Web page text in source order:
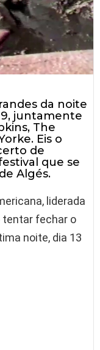
da noite
juntamente
The
Eis o
de
que se
Algés.
liderada
tentar fechar o
noite, dia 13